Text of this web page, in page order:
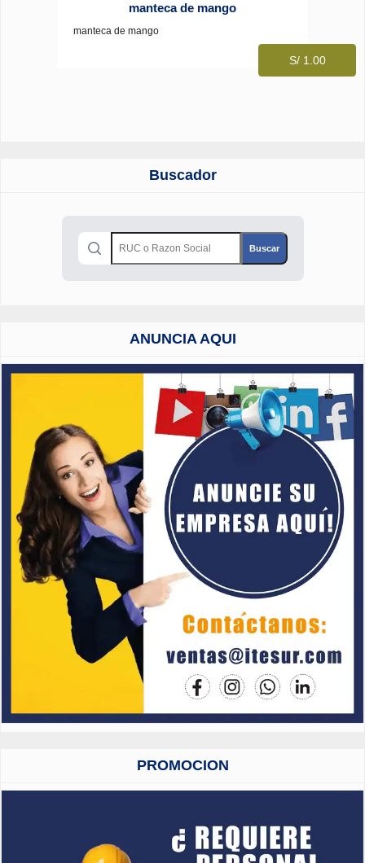
manteca de mango
manteca de mango
S/ 1.00
Buscador
ANUNCIA AQUI
PROMOCION